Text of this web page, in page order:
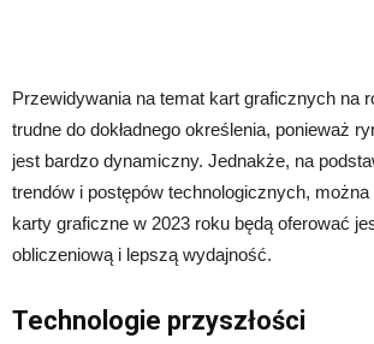
Przewidywania na temat kart graficznych na
trudne do dokładnego określenia, ponieważ
jest bardzo dynamiczny. Jednakże, na
trendów i postępów technologicznych,
karty graficzne w 2023 roku będą oferować
obliczeniową i lepszą wydajność.
Technologie przyszłości